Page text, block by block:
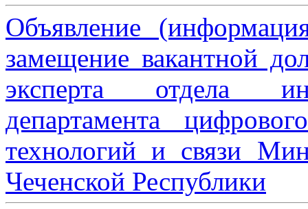
Объявление
замещение вакантной
эксперта отдела
департамента
технологий и связи
Чеченской Республики